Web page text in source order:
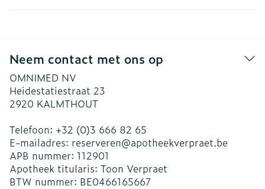
Neem contact met ons op
OMNIMED NV
Heidestatiestraat 23
2920 KALMTHOUT
Telefoon: +32 (0)3 666 82 65
E-mailadres: reserveren@apotheekverpraet.be
APB nummer: 112901
Apotheek titularis: Toon Verpraet
BTW nummer: BE0466165667